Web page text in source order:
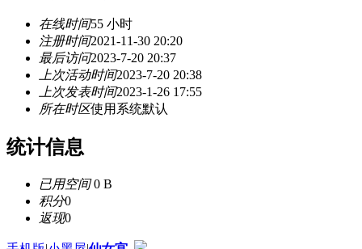
在线时间55 小时
注册时间2021-11-30 20:20
最后访问2023-7-20 20:37
上次活动时间2023-7-20 20:38
上次发表时间2023-1-26 17:55
所在时区使用系统默认
统计信息
已用空间0 B
积分0
返现0